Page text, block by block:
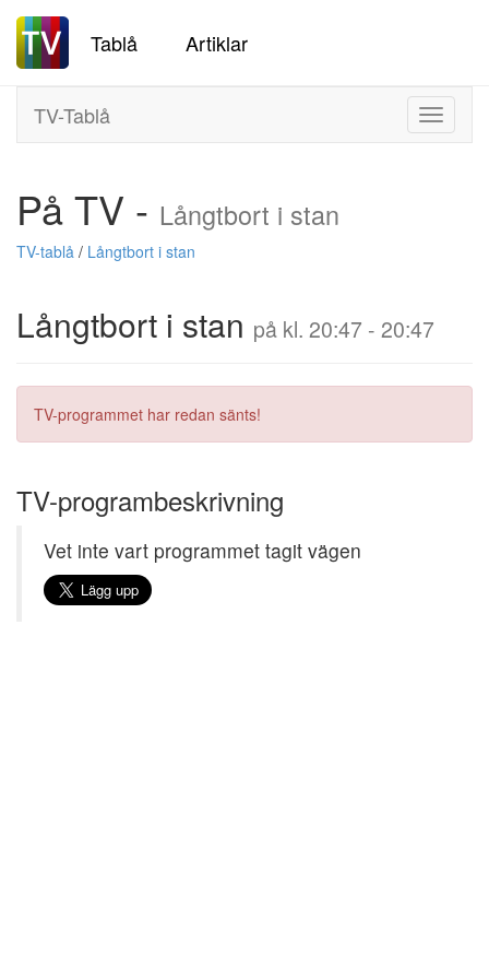
Tablå Artiklar
Toggle
TV-Tablå
På TV - Långtbort i stan
TV-tablå / Långtbort i stan
Långtbort i stan på kl. 20:47 - 20:47
TV-programmet har redan sänts!
TV-programbeskrivning
Vet inte vart programmet tagit vägen